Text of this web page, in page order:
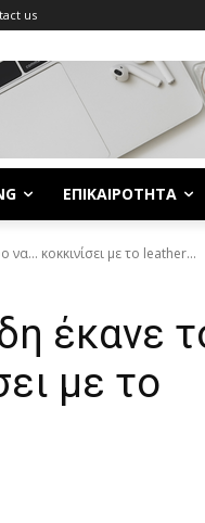
us
ΕΠΙΚΑΙΡΟΤΗΤΑ
κοκκινίσει με το leather...
έκανε
με το